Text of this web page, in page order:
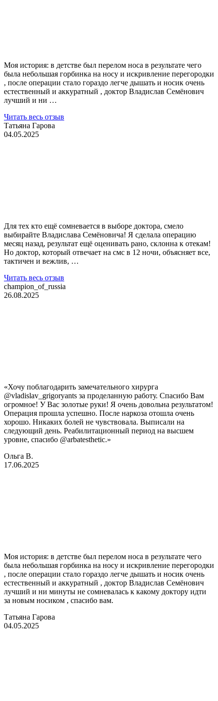
Моя история: в детстве был перелом носа в результате чего
была небольшая горбинка на носу и искривление перегородки
, после операции стало гораздо легче дышать и носик очень
естественный и аккуратный , доктор Владислав Семёнович
лучший и ни …
Читать весь отзыв
Татьяна Гарова
04.05.2025
Для тех кто ещё сомневается в выборе доктора, смело
выбирайте Владислава Семёновича! Я сделала операцию
месяц назад, результат ещё оценивать рано, склонна к отекам!
Но доктор, который отвечает на смс в 12 ночи, объясняет все,
тактичен и вежлив, …
Читать весь отзыв
champion_of_russia
26.08.2025
«Хочу поблагодарить замечательного хирурга
@vladislav_grigoryants за проделанную работу. Спасибо Вам
огромное! У Вас золотые руки! Я очень довольна результатом!
Операция прошла успешно. После наркоза отошла очень
хорошо. Никаких болей не чувствовала. Выписали на
следующий день. Реабилитационный период на высшем
уровне, спасибо @arbatesthetic.»
Ольга В.
17.06.2025
Моя история: в детстве был перелом носа в результате чего
была небольшая горбинка на носу и искривление перегородки
, после операции стало гораздо легче дышать и носик очень
естественный и аккуратный , доктор Владислав Семёнович
лучший и ни минуты не сомневалась к какому доктору идти
за новым носиком , спасибо вам.
Татьяна Гарова
04.05.2025